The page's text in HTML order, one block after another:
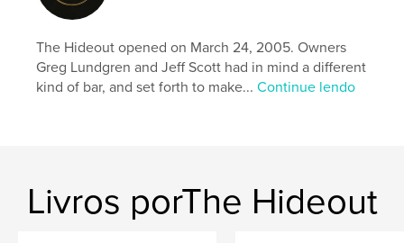
The Hideout opened on March 24, 2005. Owners
Greg Lundgren and Jeff Scott had in mind a different
kind of bar, and set forth to make...Continue lendo
Livros porThe Hideout